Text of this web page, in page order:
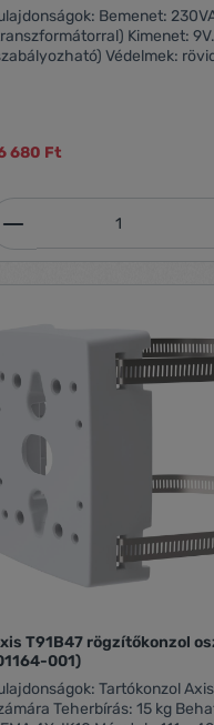
Bemenet: 230VAC-50 Hz
Kimenet: 9V…13,8V/4A
Védelmek: rövidzárlat,
jelzés a tápegység
680 Ft
T91B47 rögzítőkonzol
001)
Tartókonzol Axis rendszerek
Teherbírás: 15 kg